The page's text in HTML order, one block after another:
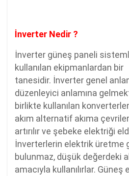
İnverter Nedir ?
İnverter güneş paneli
kullanılan ekipmanlardan bir
tanesidir. İnverter genel
düzenleyici anlamına
birlikte kullanılan
akım alternatif akıma
artırılır ve şebeke elektriği
İnverterlerin elektrik üretme
bulunmaz, düşük değerdeki
amacıyla kullanılırlar.